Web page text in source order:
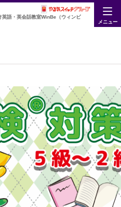
メニュー
英語・英会話教室WinBe（ウィンビ